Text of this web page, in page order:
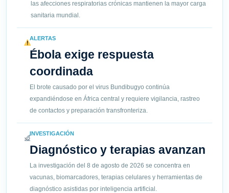
las afecciones respiratorias crónicas mantienen la mayor carga
sanitaria mundial.
ALERTAS
Ébola exige respuesta
coordinada
El brote causado por el virus Bundibugyo continúa
expandiéndose en África central y requiere vigilancia, rastreo
de contactos y preparación transfronteriza.
INVESTIGACIÓN
Diagnóstico y terapias avanzan
La investigación del 8 de agosto de 2026 se concentra en
vacunas, biomarcadores, terapias celulares y herramientas de
diagnóstico asistidas por inteligencia artificial.